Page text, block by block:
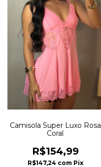
Camisola Super Luxo Rosa
Coral
R$154,99
R$147,24 com Pix